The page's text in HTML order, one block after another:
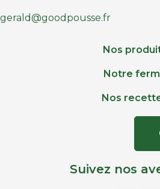
gerald@goodpousse.fr
Nos
Notre
Nos
Suivez nos